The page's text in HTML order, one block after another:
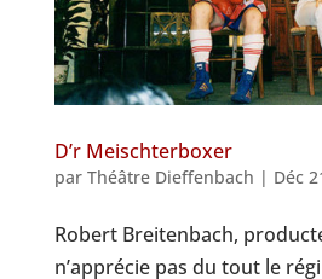
D’r Meischterboxer
par Théâtre Dieffenbach | Déc
Robert Breitenbach,
n’apprécie pas du tout le